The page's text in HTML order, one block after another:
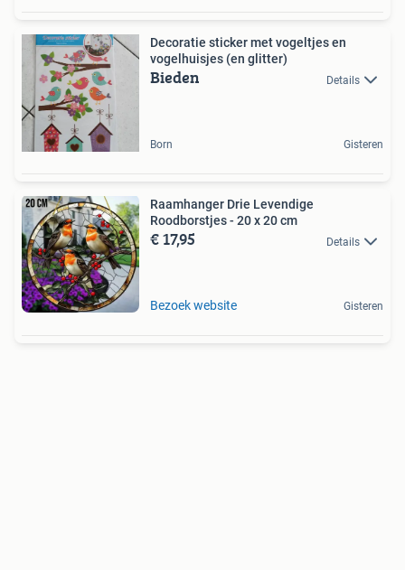
Decoratie sticker met vogeltjes en
vogelhuisjes (en glitter)
Bieden Details
Born Gisteren
Raamhanger Drie Levendige
Roodborstjes - 20 x 20 cm
€ 17,95 Details
Bezoek website Gisteren